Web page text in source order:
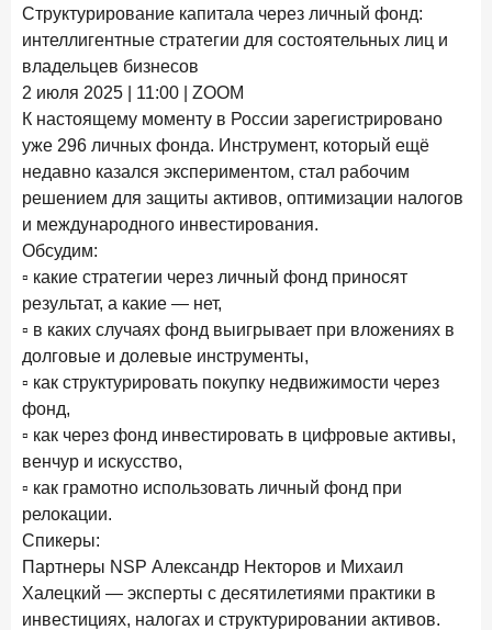
25 декабря 2025 года ИССЛЕДОВАНИЕ
Ипотека. Итоги ноября 2025 года
24 декабря 2025 года
Страховщики, УК, брокер-маркетплейсы: как новые
игроки меняют рынок инвестиций
19 декабря 2025 года ИССЛЕДОВАНИЕ
В эпоху дуополии маркетплейсов селлеры ищут
новые финансовые решения
18 декабря 2025 года
Ипотека 2025–2026: стресс‑тест высокими ставками и
прогнозы на восстановление
По итогам ноября 2025 года объем выдач кредитов
составил 1 027 млрд руб.
5 декабря 2025 года
Эмоции, эксклюзив и вовлечение: новая формула
банковской лояльности
3 декабря 2025 года
Почему опытные инвесторы в России чувствуют себя
начинающими?
25 ноября 2025 года ИССЛЕДОВАНИЕ
Структурирование капитала через личный фонд:
интеллигентные стратегии для состоятельных лиц и
владельцев бизнесов
2 июля 2025 | 11:00 | ZOOM
К настоящему моменту в России зарегистрировано
уже 296 личных фонда. Инструмент, который ещё
недавно казался экспериментом, стал рабочим
решением для защиты активов, оптимизации налогов
и международного инвестирования.
Обсудим:
▫️ какие стратегии через личный фонд приносят
результат, а какие — нет,
▫️ в каких случаях фонд выигрывает при вложениях в
долговые и долевые инструменты,
▫️ как структурировать покупку недвижимости через
фонд,
▫️ как через фонд инвестировать в цифровые активы,
венчур и искусство,
▫️ как грамотно использовать личный фонд при
релокации.
Спикеры:
Партнеры NSP Александр Некторов и Михаил
Халецкий — эксперты с десятилетиями практики в
инвестициях, налогах и структурировании активов.